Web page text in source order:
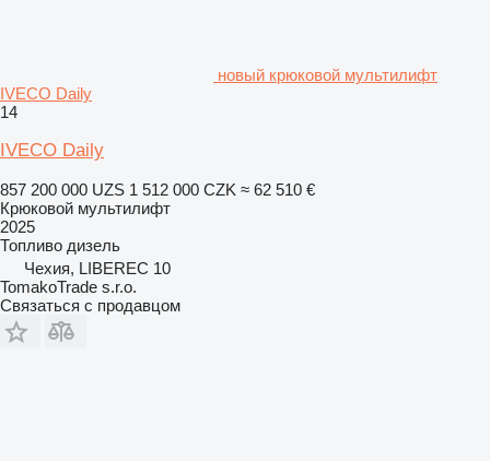
новый крюковой мультилифт
IVECO Daily
14
IVECO Daily
857 200 000 UZS 1 512 000 CZK ≈ 62 510 €
Крюковой мультилифт
2025
Топливо дизель
Чехия, LIBEREC 10
TomakoTrade s.r.o.
Связаться с продавцом